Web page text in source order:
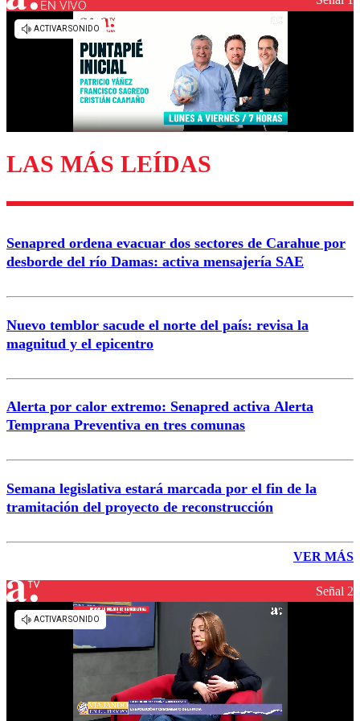
EN VIVO
LAS MÁS LEÍDAS
Senapred ordena evacuar dos sectores de Carahue por
desborde del río Damas: activa mensajería SAE
Nuevo temblor sacude el norte del país: revisa la
magnitud y el epicentro
Alerta por calor extremo: Senapred activa Alerta
Temprana Preventiva en tres comunas
Semana legislativa estará marcada por el fin de la
tramitación del proyecto de reconstrucción
VER MÁS
Señal 2